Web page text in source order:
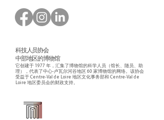
科技人员协会
中部地区的博物馆
它创建于 1977 年，汇集了博物馆的科学人员（馆长、随员、助
理），代表了中心-卢瓦尔河谷地区 60 家博物馆的网络。该协会
受益于 Centre-Val de Loire 地区文化事务部和 Centre-Val de
Loire 地区委员会的财政支持。